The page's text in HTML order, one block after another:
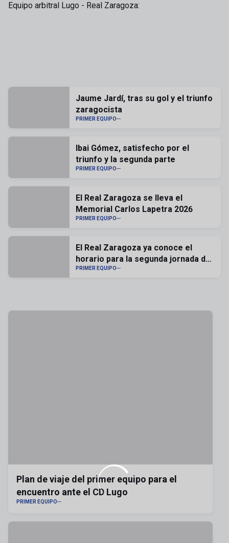
Equipo arbitral Lugo - Real Zaragoza:
Jaume Jardí, tras su gol y el triunfo
zaragocista
PRIMER EQUIPO
Ibai Gómez, satisfecho por el
triunfo y la segunda parte
PRIMER EQUIPO
El Real Zaragoza se lleva el
Memorial Carlos Lapetra 2026
PRIMER EQUIPO
El Real Zaragoza ya conoce el
horario para la segunda jornada de
liga
PRIMER EQUIPO
Plan de viaje del primer equipo para el
encuentro ante el CD Lugo
PRIMER EQUIPO